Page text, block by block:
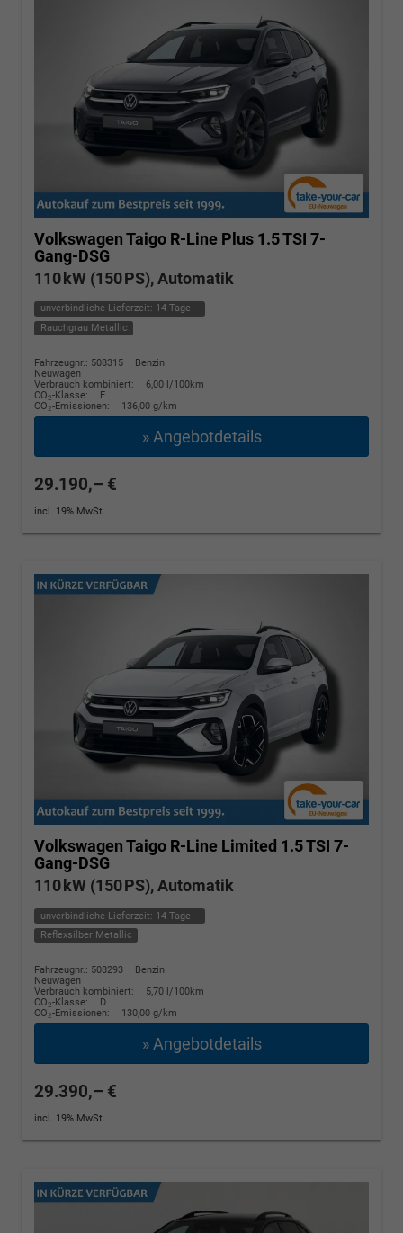
Volkswagen Taigo R-Line Plus 1.5 TSI 7-
Gang-DSG
110 kW (150 PS), Automatik
unverbindliche Lieferzeit: 14 Tage
Rauchgrau Metallic
Fahrzeugnr.: 508315
Benzin
Neuwagen
Verbrauch kombiniert:
6,00 l/100km
CO2-Klasse:
E
CO2-Emissionen: 136,00 g/km
» Angebotdetails
29.190,– €
incl. 19% MwSt.
Volkswagen Taigo R-Line Limited 1.5 TSI 7-
Gang-DSG
110 kW (150 PS), Automatik
unverbindliche Lieferzeit: 14 Tage
Reflexsilber Metallic
Fahrzeugnr.: 508293
Benzin
Neuwagen
Verbrauch kombiniert:
5,70 l/100km
CO2-Klasse:
D
CO2-Emissionen: 130,00 g/km
» Angebotdetails
29.390,– €
incl. 19% MwSt.